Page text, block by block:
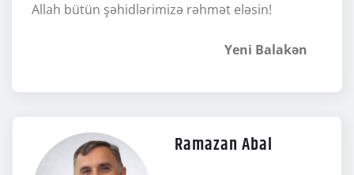
Allah bütün şəhidlərimizə rəhmət eləsin!
Yeni Balakən
Ramazan Abal